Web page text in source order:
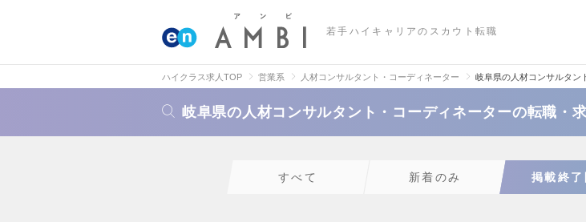
若手ハイキャリアのスカウト転職
ハイクラス求人TOP 営業系 人材コンサルタント・コーディネーター 岐阜県の人材コンサルタン
岐阜県の人材コンサルタント・コーディネーターの転職・
すべて 新着のみ 掲載終了